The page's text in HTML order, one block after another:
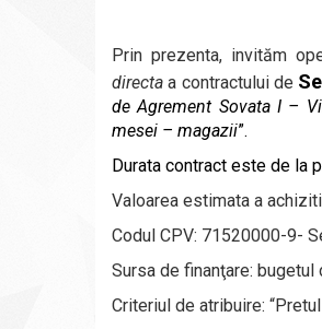
Prin prezenta, invităm
directaa contractului de
de Agrement Sovata I –
mesei – magazii”.
Durata contract este de la
Valoarea estimata a
Codul CPV: 71520000-9-
Sursa de finanţare: bugetul
Criteriul de atribuire: